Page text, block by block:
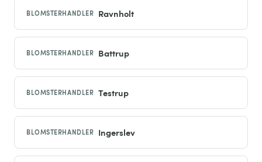
BLOMSTERHANDLER Ravnholt
BLOMSTERHANDLER Battrup
BLOMSTERHANDLER Testrup
BLOMSTERHANDLER Ingerslev